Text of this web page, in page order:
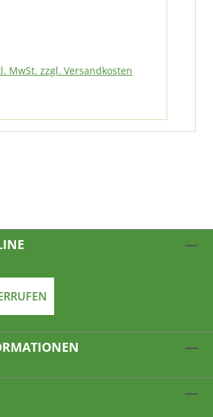
Preis:
MwSt. zzgl. Versandkosten